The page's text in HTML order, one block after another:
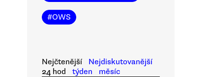
#OWS
Nejčtenější
Nejdiskutovanější
24 hod
týden
měsíc